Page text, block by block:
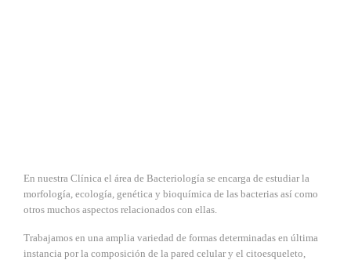
En nuestra Clínica el área de Bacteriología se encarga de estudiar la
morfología, ecología, genética y bioquímica de las bacterias así como
otros muchos aspectos relacionados con ellas.
Trabajamos en una amplia variedad de formas determinadas en última
instancia por la composición de la pared celular y el citoesqueleto,